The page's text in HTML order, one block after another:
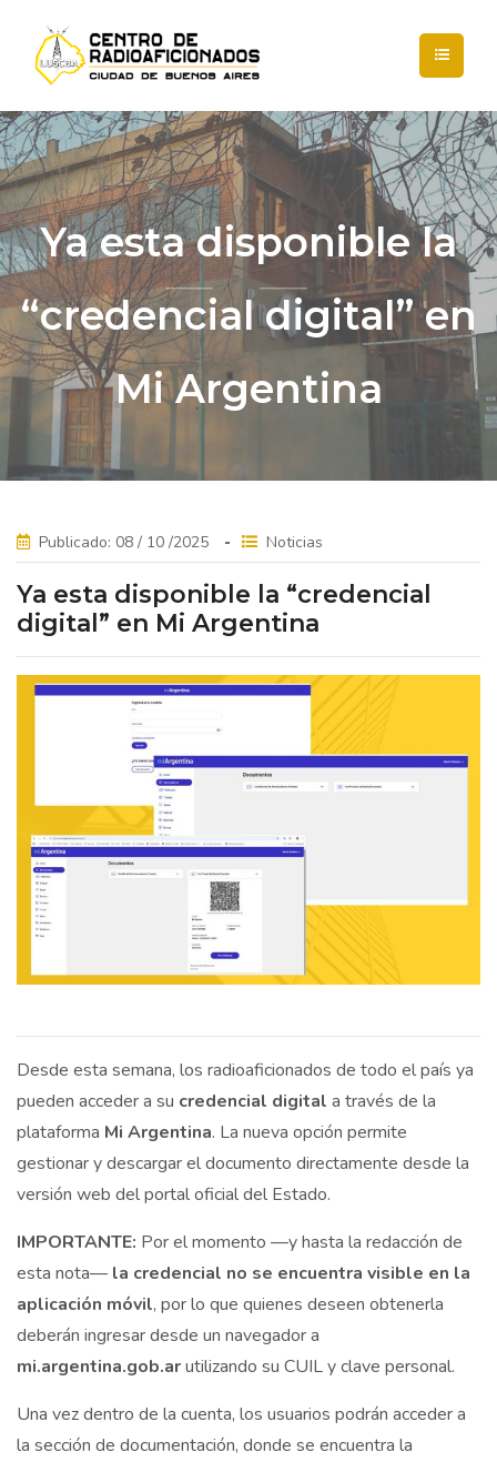
Ya esta disponible la
“credencial digital” en
Mi Argentina
Publicado: 08 / 10 /2025 Noticias
Ya esta disponible la “credencial
digital” en Mi Argentina
Desde esta semana, los radioaficionados de todo el país ya
pueden acceder a su credencial digital a través de la
plataforma Mi Argentina. La nueva opción permite
gestionar y descargar el documento directamente desde la
versión web del portal oficial del Estado.
IMPORTANTE: Por el momento —y hasta la redacción de
esta nota— la credencial no se encuentra visible en la
aplicación móvil, por lo que quienes deseen obtenerla
deberán ingresar desde un navegador a
mi.argentina.gob.arutilizando su CUIL y clave personal.
Una vez dentro de la cuenta, los usuarios podrán acceder a
la sección de documentación, donde se encuentra la